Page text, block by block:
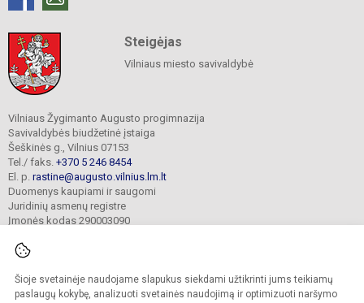
Šioje svetainėje naudojame slapukus siekdami užtikrinti jums teikiamų
paslaugų kokybę, analizuoti svetainės naudojimą ir optimizuoti naršymo
Steigėjas
Vilniaus miesto savivaldybė
Vilniaus Žygimanto Augusto progimnazija
Savivaldybės biudžetinė įstaiga
Šeškinės g., Vilnius 07153
Tel./ faks. +370 5 246 8454
El. p. rastine@augusto.vilnius.lm.lt
Duomenys kaupiami ir saugomi
Juridinių asmenų registre
Įmonės kodas 290003090
© 2021. Vilniaus Žygimanto Augusto progimnazija. Visos teisės saugomos.